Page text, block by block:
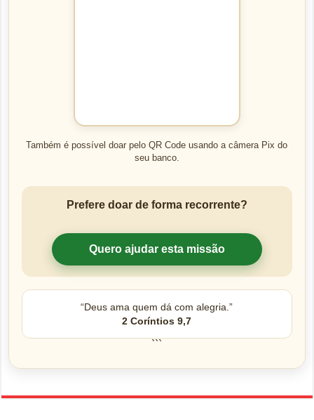
Também é possível doar pelo QR Code usando a câmera Pix do
seu banco.
Prefere doar de forma recorrente?
Quero ajudar esta missão
“Deus ama quem dá com alegria.”
2 Coríntios 9,7
```